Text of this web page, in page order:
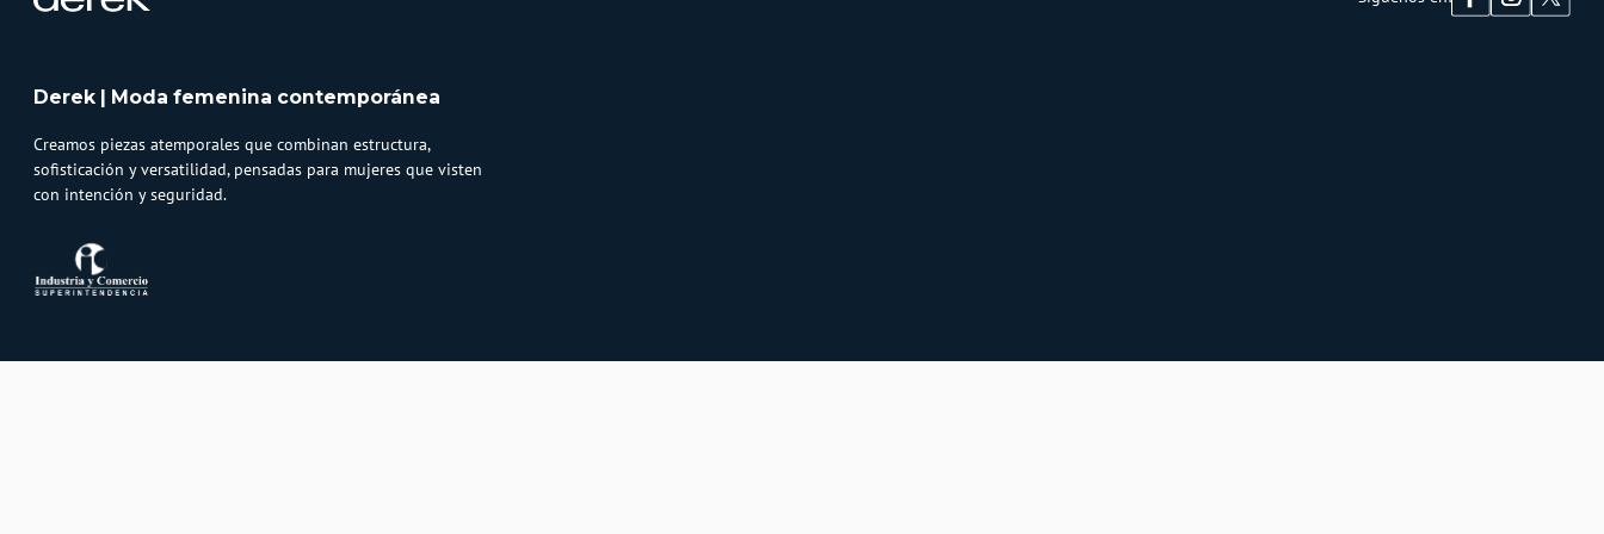
Derek | Moda femenina contemporánea
Creamos piezas atemporales que combinan estructura,
sofisticación y versatilidad, pensadas para mujeres que visten
con intención y seguridad.